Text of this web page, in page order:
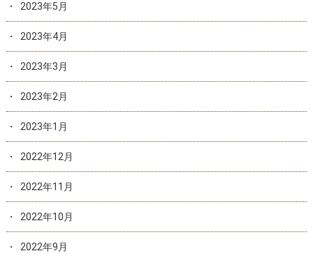
2023年5月
2023年4月
2023年3月
2023年2月
2023年1月
2022年12月
2022年11月
2022年10月
2022年9月